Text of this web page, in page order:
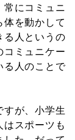
にコミュニ
を動かして
る人というの
コミュニケー
る人のことで
が、小学生
スポーツも